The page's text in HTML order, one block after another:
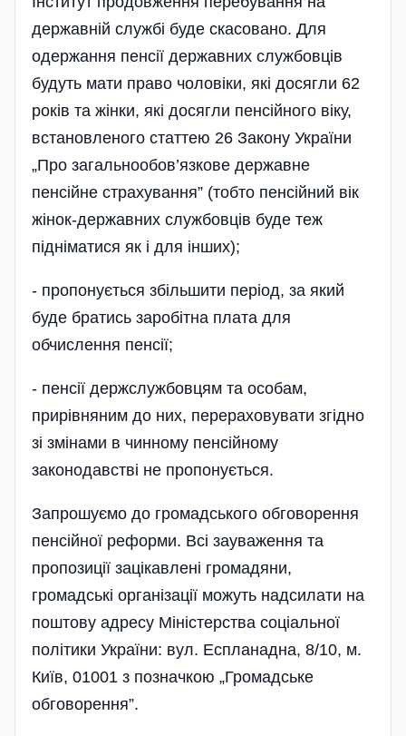
державній службі буде скасовано. Для
одержання пенсії державних службовців
будуть мати право чоловіки, які досягли 62
років та жінки, які досягли пенсійного віку,
встановленого статтею 26 Закону України
„Про загальнообов’язкове державне
пенсійне страхування” (тобто пенсійний вік
жінок-державних службовців буде теж
підніматися як і для інших);
- пропонується збільшити період, за який
буде братись заробітна плата для
обчислення пенсії;
- пенсії держслужбовцям та особам,
прирівняним до них, перераховувати згідно
зі змінами в чинному пенсійному
законодавстві не пропонується.
Запрошуємо до громадського обговорення
пенсійної реформи. Всі зауваження та
пропозиції зацікавлені громадяни,
громадські органі­зації можуть надсилати на
поштову адресу Міністерства соціальної
політики України: вул. Еспланадна, 8/10, м.
Київ, 01001 з позначкою „Громадське
обговорення”.